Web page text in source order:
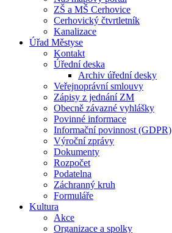
ZŠ a MŠ Cerhovice
Cerhovický čtvrtletník
Kanalizace
Úřad Městyse
Kontakt
Úřední deska
Archiv úřední desky
Veřejnoprávní smlouvy
Zápisy z jednání ZM
Obecně závazné vyhlášky
Povinné informace
Informační povinnost (GDPR)
Výroční zprávy
Dokumenty
Rozpočet
Podatelna
Záchranný kruh
Formuláře
Kultura
Akce
Organizace a spolky